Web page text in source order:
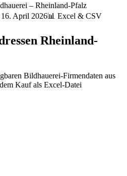
– Rheinland-Pfalz
16. April 2026📊 Excel & CSV
Rheinland-
Bildhauerei-Firmendaten aus
Kauf als Excel-Datei